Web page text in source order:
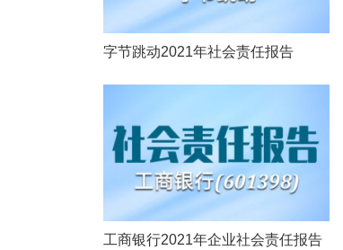
字节跳动2021年社会责任报告
工商银行2021年企业社会责任报告